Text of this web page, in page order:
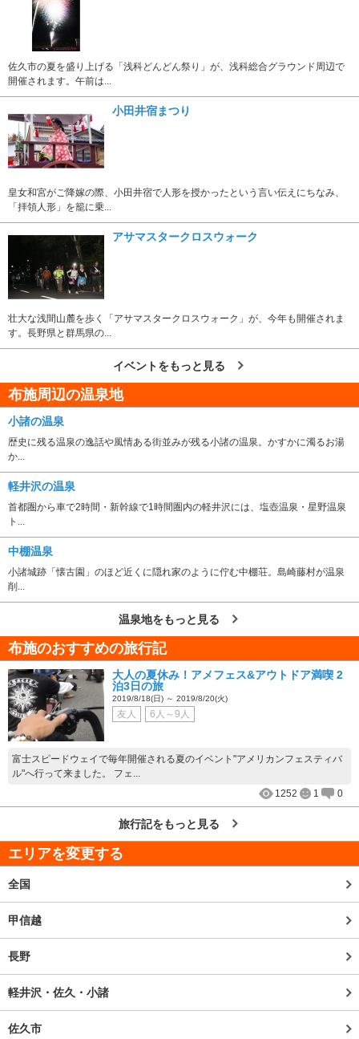
佐久市の夏を盛り上げる「浅科どんどん祭り」が、浅科総合グラウンド周辺で
開催されます。午前は...
小田井宿まつり
皇女和宮がご降嫁の際、小田井宿で人形を授かったという言い伝えにちなみ、
「拝領人形」を籠に乗...
アサマスタークロスウォーク
壮大な浅間山麓を歩く「アサマスタークロスウォーク」が、今年も開催されま
す。長野県と群馬県の...
イベントをもっと見る
布施周辺の温泉地
小諸の温泉
歴史に残る温泉の逸話や風情ある街並みが残る小諸の温泉。かすかに濁るお湯
か...
軽井沢の温泉
首都圏から車で2時間・新幹線で1時間圏内の軽井沢には、塩壺温泉・星野温泉
ト...
中棚温泉
小諸城跡「懐古園」のほど近くに隠れ家のように佇む中棚荘。島崎藤村が温泉
削...
温泉地をもっと見る
布施のおすすめの旅行記
大人の夏休み！アメフェス&アウトドア満喫 2
泊3日の旅
2019/8/18(日) ～ 2019/8/20(火)
友人 6人～9人
富士スピードウェイで毎年開催される夏のイベント"アメリカンフェスティバ
ル"へ行って来ました。 フェ...
1252
1 0
旅行記をもっと見る
エリアを変更する
全国
甲信越
長野
軽井沢・佐久・小諸
佐久市